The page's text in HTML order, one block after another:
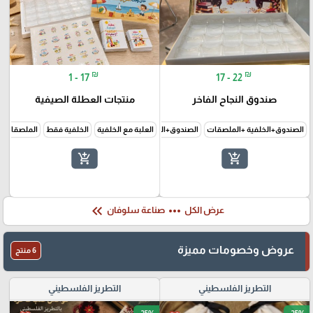
17 - 22 ₪
صندوق النجاح الفاخر
الصندوق+الخلفية +الملصقات الصندوق+الخلفية فقط
add_shopping_cart
1 - 17 ₪
منتجات العطلة الصيفية
العلبة مع الخلفية الخلفية فقط الملصقات
add_shopping_cart
عرض الكل more_horiz صناعة سلوفان keyboard_double_arrow_left
عروض وخصومات مميزة 6 منتج
التطريز الفلسطيني التطريز الفلسطيني